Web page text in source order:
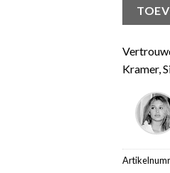
Kramer,